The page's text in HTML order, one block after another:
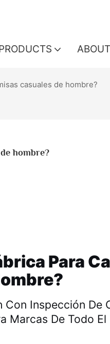
casuales de hombre?
hombre?
Para
Inspección De
Marcas De Todo El